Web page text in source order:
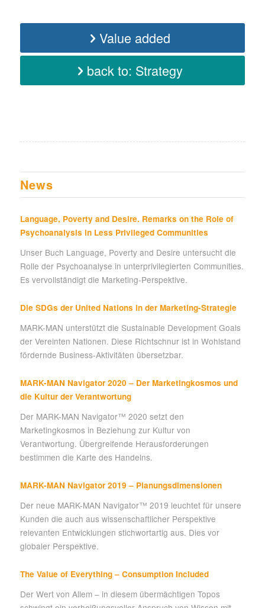
Value added
back to: Strategy
News
Language, Poverty and Desire. Remarks on the Role of
Psychoanalysis in Less Privileged Communities
Unser Buch Language, Poverty and Desire untersucht die
Rolle der Psychoanalyse in unterprivilegierten Communities.
Es vervollständigt die Marketing-Perspektive.
Die SDGs der United Nations in der Marketing-Strategie
MARK-MAN unterstützt die Sustainable Development Goals
der Vereinten Nationen. Diese Richtschnur ist in Wohlstand
fördernde Business-Aktivitäten übersetzbar.
MARK-MAN Navigator 2020 – Der Marketingkosmos und
die Kultur der Verantwortung
Der MARK-MAN Navigator™ 2020 setzt den
Marketingkosmos in Beziehung zur Kultur von
Verantwortung. Übergreifende Herausforderungen
bestimmen die Karte des Handelns.
MARK-MAN Navigator 2019 – Planungsdimensionen
Der neue MARK-MAN Navigator™ 2019 leuchtet für unsere
Kunden die auch aus wissenschaftlicher Perspektive
relevanten Entwicklungen stichwortartig aus. Dies vor
globaler Perspektive.
The Value of Everything – Consumption Included
Der Wert von Allem – in diesem übermächtigen Topos